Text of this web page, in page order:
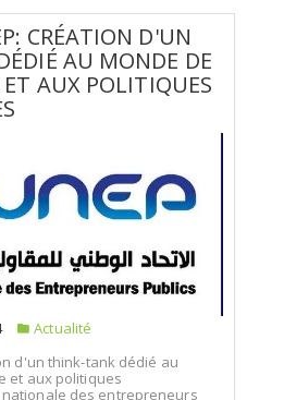
CRÉATION D'UN
AU MONDE DE
ET AUX POLITIQUES
Actualité
d'un think-tank dédié au
et aux politiques
des entrepreneurs